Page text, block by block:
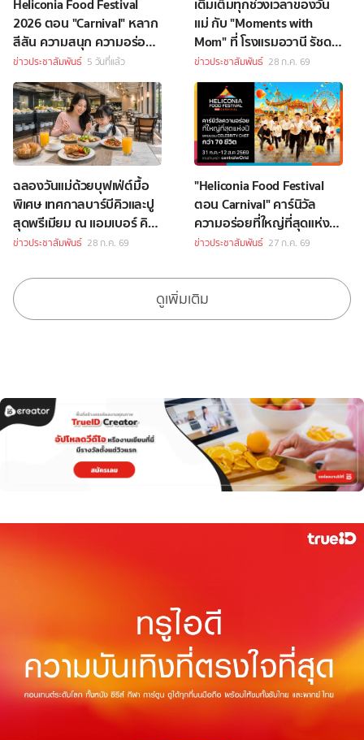
Heliconia Food Festival
2026 ตอน "Carnival" หลาก
สีสัน ความสนุก ความอร่อย
Celebrity Chef กว่า 70 ชีวิต
ข่าวประชาสัมพันธ์ 5 วันที่แล้ว
เติมเต็มทุกช่วงเวลาของวัน
แม่ กับ "Moments with
Mom" ที่ โรงแรมอวานี รัชดา
กรุงเทพฯ
ข่าวประชาสัมพันธ์ 28 ก.ค. 69
ฉลองวันแม่ด้วยบุฟเฟ่ต์มื้อ
พิเศษ เทศกาลบาร์บีคิวและปู
สุดพรีเมียม ณ แอมเบอร์ คิท
เช่น โรงแรมหัวหิน แมริออท
ข่าวประชาสัมพันธ์ 28 ก.ค. 69
"Heliconia Food Festival
ตอน Carnival" คาร์นิวัล
ความอร่อยที่ใหญ่ที่สุดแห่งปี
กับ Celebrity Chef กว่า 70
ข่าวประชาสัมพันธ์ 27 ก.ค. 69
ดูเพิ่มเติม